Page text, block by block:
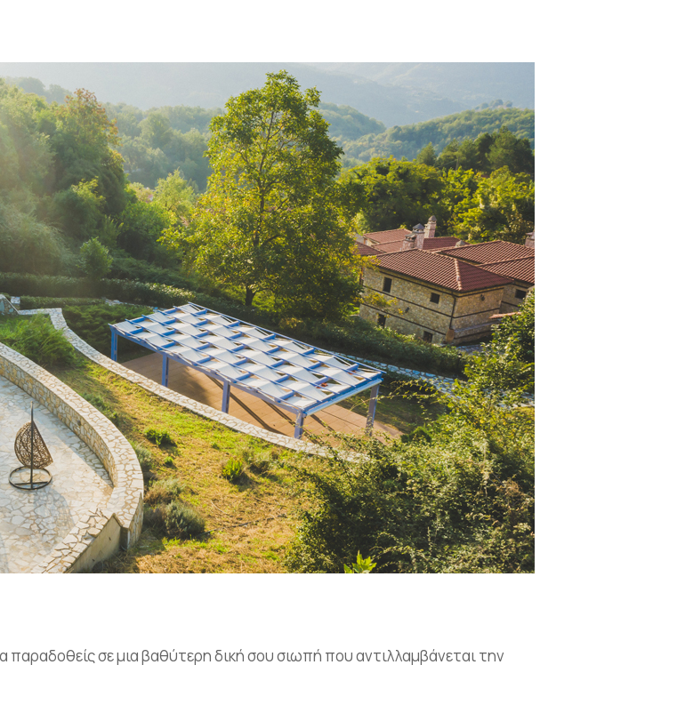
παραδοθείς σε μια βαθύτερη δική σου σιωπή που αντιλλαμβάνεται την
password? EXCLUSIVE OFFER FOR MEMBERS
IN-DEPTH EXAMINATION OF TIME INFORMATION
Where Every Moment
Paints a Memory